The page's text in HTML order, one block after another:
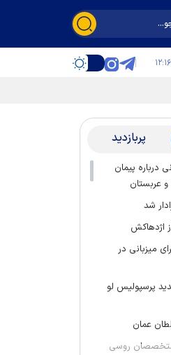
پربازدید
درباره پیمان
و عربستان
شد
اژدهاکش
میزبانی در
پرسپولیس لو
عمان
روسی